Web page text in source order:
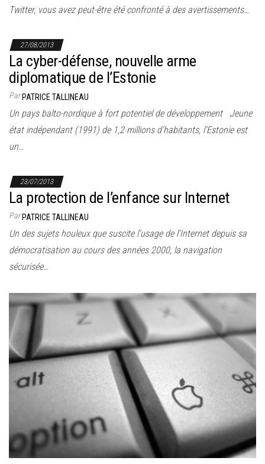
Twitter, vous avez peut-être été confronté à des avertissements…
27/08/2013
La cyber-défense, nouvelle arme
diplomatique de l’Estonie
ParPATRICE TALLINEAU
Un pays balto-nordique à fort potentiel de développement Jeune
état indépendant (1991) de 1,2 millions d’habitants, l’Estonie est
un…
23/07/2013
La protection de l’enfance sur Internet
ParPATRICE TALLINEAU
Un des sujets houleux que suscite l’usage de l’Internet depuis sa
démocratisation au cours des années 2000, la navigation
sécurisée…